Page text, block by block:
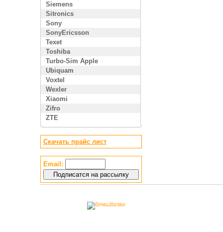
Siemens
Sitronics
Sony
SonyEricsson
Texet
Toshiba
Turbo-Sim Apple
Ubiquam
Voxtel
Wexler
Xiaomi
Zifro
ZTE
Скачать прайс лист
Email: